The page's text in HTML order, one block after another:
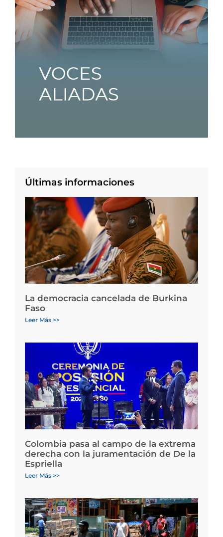
Últimas informaciones
La democracia cancelada de Burkina
Faso
Leer Más >>
Colombia pasa al campo de la extrema
derecha con la juramentación de De la
Espriella
Leer Más >>